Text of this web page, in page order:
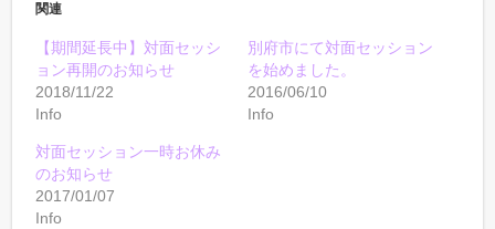
関連
【期間延長中】対面セッシ
ョン再開のお知らせ
2018/11/22
Info
別府市にて対面セッション
を始めました。
2016/06/10
Info
対面セッション一時お休み
のお知らせ
2017/01/07
Info